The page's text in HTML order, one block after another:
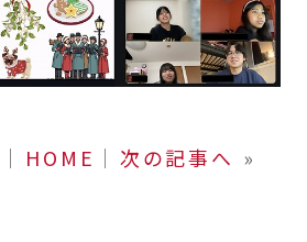
│ HOME │ 次の記事へ »